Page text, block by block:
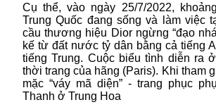
Cụ thể, vào ngày 25/7/2022,
Trung Quốc đang sống và làm việc
cầu thương hiệu Dior ngừng “đạo
kế từ đất nước tỷ dân bằng cả tiếng
tiếng Trung. Cuộc biểu tình diễn ra
thời trang của hãng (Paris). Khi tham
mặc “váy mã diện” - trang phục
Thanh ở Trung Hoa